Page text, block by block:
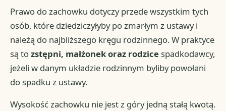
Prawo do zachowku dotyczy przede wszystkim tych
osób, które dziedziczyłyby po zmarłym z ustawy i
należą do najbliższego kręgu rodzinnego. W praktyce
są tozstępni, małżonek oraz rodzice spadkodawcy,
jeżeli w danym układzie rodzinnym byliby powołani
do spadku z ustawy.
Wysokość zachowku nie jest z góry jedną stałą kwotą.